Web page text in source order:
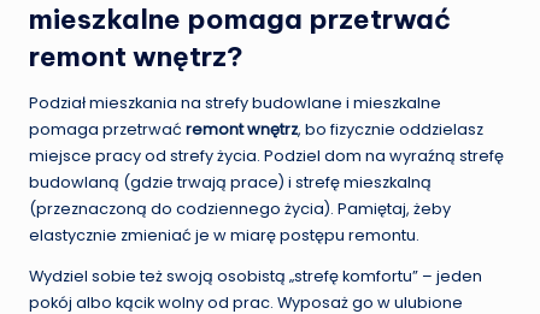
mieszkalne pomaga przetrwać
remont wnętrz?
Podział mieszkania na strefy budowlane i mieszkalne
pomaga przetrwać remont wnętrz, bo fizycznie oddzielasz
miejsce pracy od strefy życia. Podziel dom na wyraźną strefę
budowlaną (gdzie trwają prace) i strefę mieszkalną
(przeznaczoną do codziennego życia). Pamiętaj, żeby
elastycznie zmieniać je w miarę postępu remontu.
Wydziel sobie też swoją osobistą „strefę komfortu” – jeden
pokój albo kącik wolny od prac. Wyposaż go w ulubione